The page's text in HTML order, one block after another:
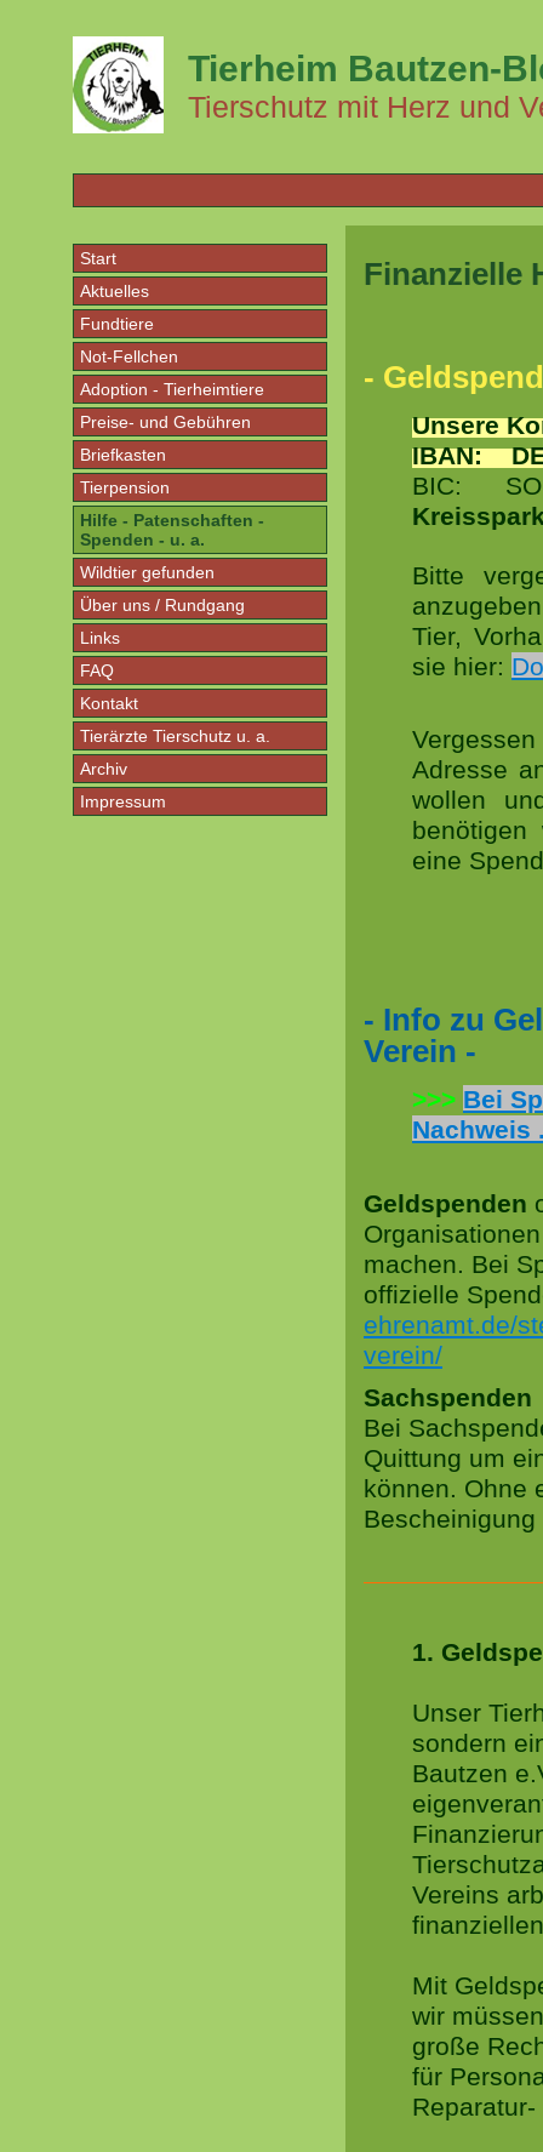
Tierheim Bautzen-
Tierschutz mit Herz und
Start
Aktuelles
Fundtiere
Not-Fellchen
Adoption - Tierheimtiere
Preise- und Gebühren
Briefkasten
Tierpension
Hilfe - Patenschaften -
Spenden - u. a.
Wildtier gefunden
Über uns / Rundgang
Links
FAQ
Kontakt
Tierärzte Tierschutz u. a.
Archiv
Impressum
Finanzielle
-
Unsere
IBAN: DE
BIC:
Bitte
Tier,
sie hier:
Adresse
wollen
eine
- Info zu
Verein -
>>> Bei
Nachweis
Geldspenden
machen. Bei
offizielle
ehrenamt.de/
verein/
Sachspenden
Bei
Quittung um
können. Ohne
1.
Unser
sondern
Bautzen
Vereins
Mit
wir
große
für